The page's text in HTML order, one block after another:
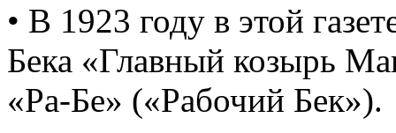
• В 1923 году в этой
Бека «Главный козырь
«Ра-Бе» («Рабочий Бек»).